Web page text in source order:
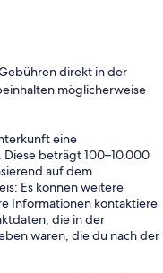
direkt in der
möglicherweise
eine
beträgt 100–10.000
auf dem
Es können weitere
Informationen kontaktiere
die in der
waren, die du nach der